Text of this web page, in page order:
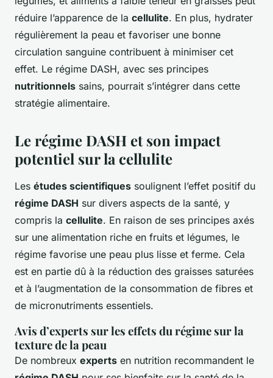
réduire l’apparence de la cellulite. En plus, hydrater
régulièrement la peau et favoriser une bonne
circulation sanguine contribuent à minimiser cet
effet. Le régime DASH, avec ses principes
nutritionnels sains, pourrait s’intégrer dans cette
stratégie alimentaire.
Le régime DASH et son impact
potentiel sur la cellulite
Les études scientifiques soulignent l’effet positif du
régime DASH sur divers aspects de la santé, y
compris la cellulite. En raison de ses principes axés
sur une alimentation riche en fruits et légumes, le
régime favorise une peau plus lisse et ferme. Cela
est en partie dû à la réduction des graisses saturées
et à l’augmentation de la consommation de fibres et
de micronutriments essentiels.
Avis d’experts sur les effets du régime sur la
texture de la peau
De nombreux experts en nutrition recommandent le